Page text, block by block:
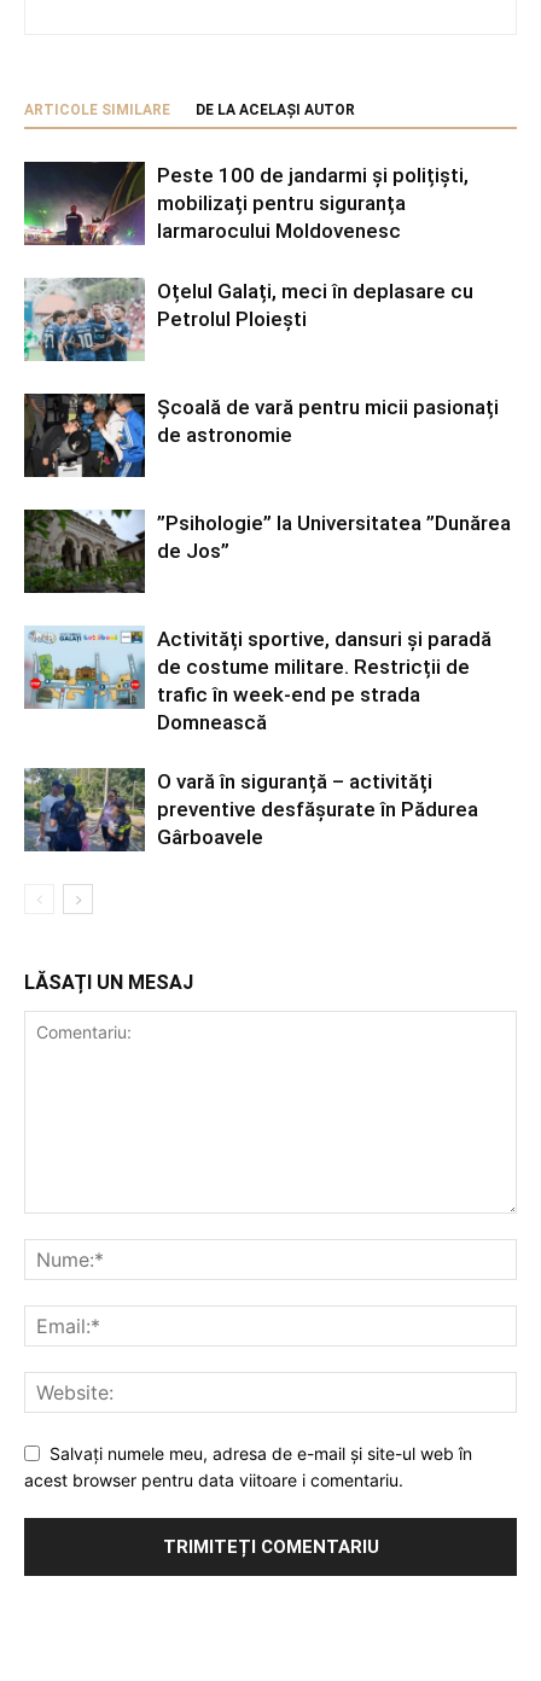
ARTICOLE SIMILARE DE LA ACELAȘI AUTOR
Peste 100 de jandarmi și polițiști,
mobilizați pentru siguranța
Iarmarocului Moldovenesc
Oțelul Galați, meci în deplasare cu
Petrolul Ploiești
Școală de vară pentru micii pasionați
de astronomie
”Psihologie” la Universitatea ”Dunărea
de Jos”
Activități sportive, dansuri și paradă
de costume militare. Restricții de
trafic în week-end pe strada
Domnească
O vară în siguranță – activități
preventive desfășurate în Pădurea
Gârboavele
LĂSAȚI UN MESAJ
Salvați numele meu, adresa de e-mail și site-ul web în
acest browser pentru data viitoare i comentariu.